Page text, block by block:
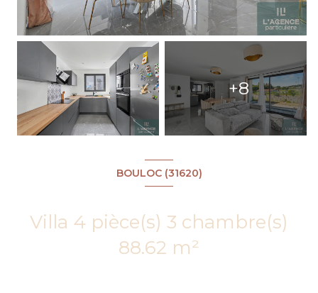
+8
BOULOC (31620)
Villa 4 pièce(s) 3 chambre(s)
88.62 m²